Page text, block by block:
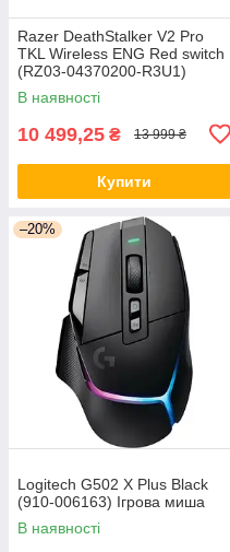
Razer DeathStalker V2 Pro
TKL Wireless ENG Red switch
(RZ03-04370200-R3U1)
Ігрова клавіатура
В наявності
10 499,25 ₴ 13 999 ₴
Купити
–20%
Logitech G502 X Plus Black
(910-006163) Ігрова миша
В наявності